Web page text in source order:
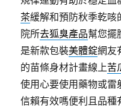
茶緩解和預防秋季乾咳
院所去狐臭產品幫您擺
是新款包裝美體錠網友
的苗條身材計畫線上苦
使用心要使用藥物或雷
信賴有效嗎便利且品種